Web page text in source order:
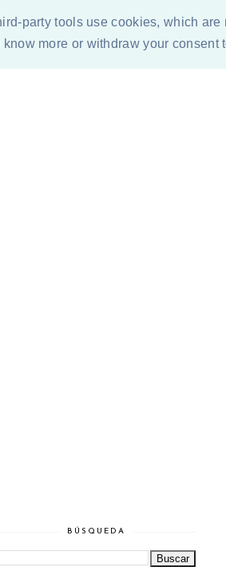
party tools use cookies, which
know more or withdraw your
BÚSQUEDA